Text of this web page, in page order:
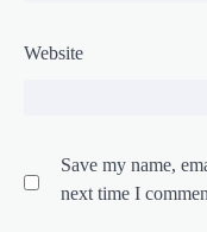
Website
Save my name,
next time I